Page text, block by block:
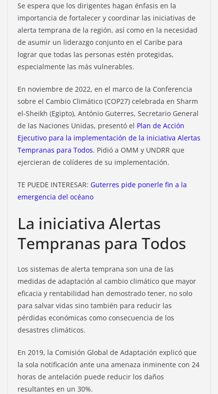
Se espera que los dirigentes hagan énfasis en la
importancia de fortalecer y coordinar las iniciativas de
alerta temprana de la región, así como en la necesidad
de asumir un liderazgo conjunto en el Caribe para
lograr que todas las personas estén protegidas,
especialmente las más vulnerables.
En noviembre de 2022, en el marco de la Conferencia
sobre el Cambio Climático (COP27) celebrada en Sharm
el-Sheikh (Egipto), António Guterres, Secretario General
de las Naciones Unidas, presentó el Plan de Acción
Ejecutivo para la implementación de la iniciativa Alertas
Tempranas para Todos. Pidió a OMM y UNDRR que
ejercieran de colíderes de su implementación.
TE PUEDE INTERESAR: Guterres pide ponerle fin a la
emergencia del océano
La iniciativa Alertas
Tempranas para Todos
Los sistemas de alerta temprana son una de las
medidas de adaptación al cambio climático que mayor
eficacia y rentabilidad han demostrado tener, no solo
para salvar vidas sino también para reducir las
pérdidas económicas como consecuencia de los
desastres climáticos.
En 2019, la Comisión Global de Adaptación explicó que
la sola notificación ante una amenaza inminente con 24
horas de antelación puede reducir los daños
resultantes en un 30%.